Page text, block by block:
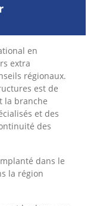
en
extra
régionaux.
est de
la branche
et des
des
dans le
la région